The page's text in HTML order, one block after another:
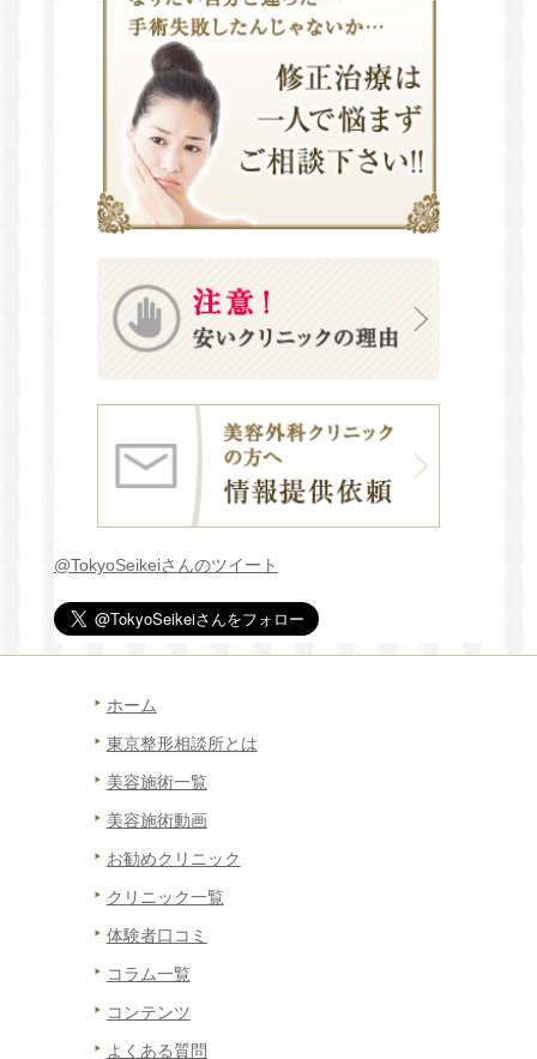
@TokyoSeikeiさんのツイート
ホーム
東京整形相談所とは
美容施術一覧
美容施術動画
お勧めクリニック
クリニック一覧
体験者口コミ
コラム一覧
コンテンツ
よくある質問